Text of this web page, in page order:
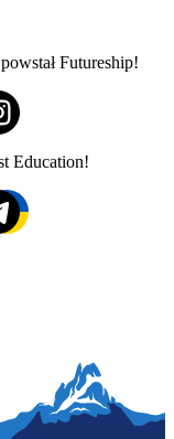
Futureship!
Education!